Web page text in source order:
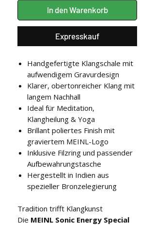
In den Warenkorb
Expresskauf
Handgefertigte Klangschale mit
aufwendigem Gravurdesign
Klarer, obertonreicher Klang mit
langem Nachhall
Ideal für Meditation,
Klangheilung & Yoga
Brillant poliertes Finish mit
graviertem MEINL-Logo
Inklusive Filzring und passender
Aufbewahrungstasche
Hergestellt in Indien aus
spezieller Bronzelegierung
Tradition trifft Klangkunst
Die MEINL Sonic Energy Special